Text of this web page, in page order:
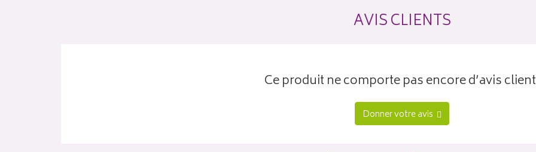
AVIS CLIENTS
Ce produit ne comporte pas encore d’avis
Donner votre avis